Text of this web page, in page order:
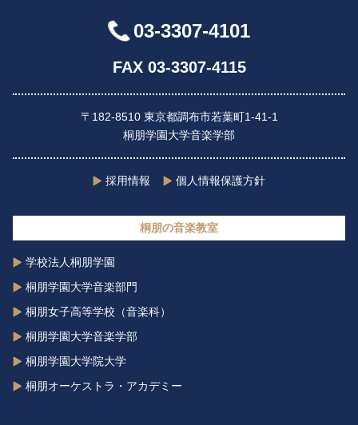
03-3307-4101
FAX 03-3307-4115
〒182-8510 東京都調布市若葉町1-41-1
桐朋学園大学音楽学部
採用情報 個人情報保護方針
桐朋の音楽教室
学校法人桐朋学園
桐朋学園大学音楽部門
桐朋女子高等学校（音楽科）
桐朋学園大学音楽学部
桐朋学園大学院大学
桐朋オーケストラ・アカデミー